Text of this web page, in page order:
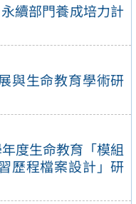
續部門養成培力計
與生命教育學術研
度生命教育「模組
歷程檔案設計」研